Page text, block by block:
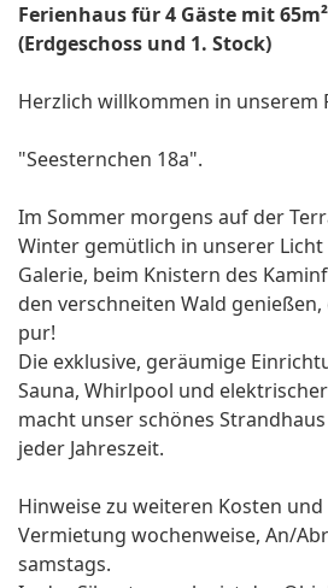
Ferienhaus für 4 Gäste mit
(Erdgeschoss und 1. Stock)
Herzlich willkommen in unserem
"Seesternchen 18a".
Im Sommer morgens auf der
Winter gemütlich in unserer
Galerie, beim Knistern des
den verschneiten Wald
pur!
Die exklusive, geräumige
Sauna, Whirlpool und
macht unser schönes
jeder Jahreszeit.
Hinweise zu weiteren Kosten
Vermietung wochenweise, An/
samstags.